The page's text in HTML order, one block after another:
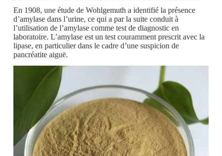
En 1908, une étude de Wohlgemuth a identifié la présence
d’amylase dans l’urine, ce qui a par la suite conduit à
l’utilisation de l’amylase comme test de diagnostic en
laboratoire. L’amylase est un test couramment prescrit avec la
lipase, en particulier dans le cadre d’une suspicion de
pancréatite aiguë.